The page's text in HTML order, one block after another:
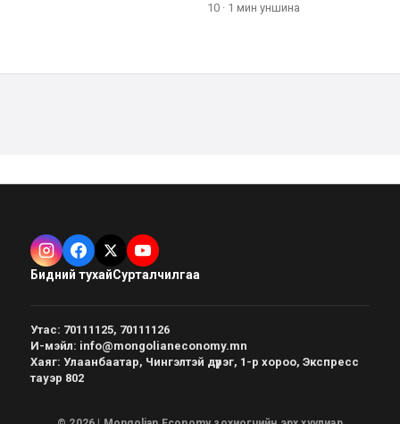
10 · 1 мин уншина
Бидний тухайСурталчилгаа
Утас: 70111125, 70111126
И-мэйл: info@mongolianeconomy.mn
Хаяг: Улаанбаатар, Чингэлтэй дүүрэг, 1-р хороо, Экспресс
тауэр 802